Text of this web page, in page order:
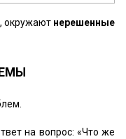
окружают нерешенные
на вопрос: «Что же